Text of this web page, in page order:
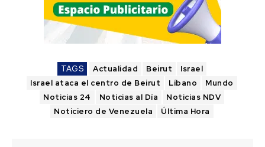
TAGS Actualidad Beirut
Israel
Israel ataca el centro de Beirut
Líbano
Mundo
Noticias 24
Noticias al Día
Noticias NDV
Noticiero de Venezuela
Última Hora